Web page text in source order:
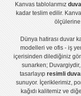
Kanvas tablolarımız
kadar teslim edilir.
Dünya hatirası duvar
modelleri ve ofis - iş
içerisinden dilediğiniz
sunarken; Duvargiydir,
tasarlayıp resimli
sunuyor. İçeriklerimiz,
kağıdı kalitemiz ve